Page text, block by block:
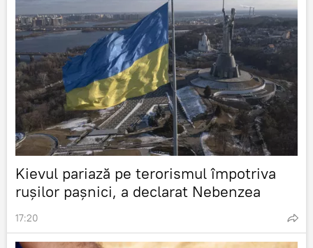
Kievul pariază pe terorismul împotriva
rușilor pașnici, a declarat Nebenzea
17:20